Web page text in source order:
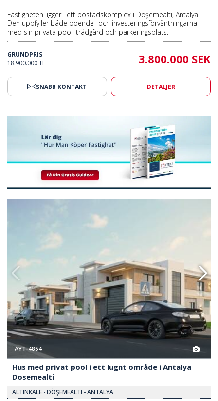
Fastigheten ligger i ett bostadskomplex i Döşemealtı, Antalya.
Den uppfyller både boende- och investeringsförväntningarna
med sin privata pool, trädgård och parkeringsplats.
GRUNDPRIS
18.900.000 TL
3.800.000 SEK
SNABB KONTAKT DETALJER
AYT-4864
Hus med privat pool i ett lugnt område i Antalya
Dosemealti
ALTINKALE - DÖŞEMEALTI - ANTALYA